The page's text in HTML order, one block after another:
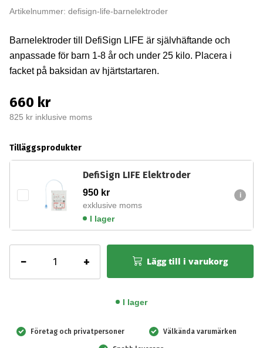
Artikelnummer: defisign-life-barnelektroder
Barnelektroder till DefiSign LIFE är självhäftande och
anpassade för barn 1-8 år och under 25 kilo. Placera i
facket på baksidan av hjärtstartaren.
660 kr
825 kr inklusive moms
Tilläggsprodukter
DefiSign LIFE Elektroder
950 kr
exklusive moms
I lager
−
Barnelektroder
+ Lägg till i varukorg
I lager
Företag och privatpersoner Välkända varumärken